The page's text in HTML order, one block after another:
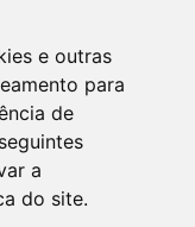
e outras
para
de
a
do site.
Licença